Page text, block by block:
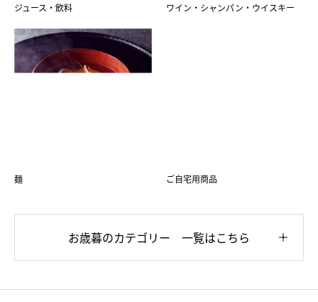
ジュース・飲料 ワイン・シャンパン・ウイスキー
麺 ご自宅用商品
お歳暮のカテゴリー 一覧はこちら